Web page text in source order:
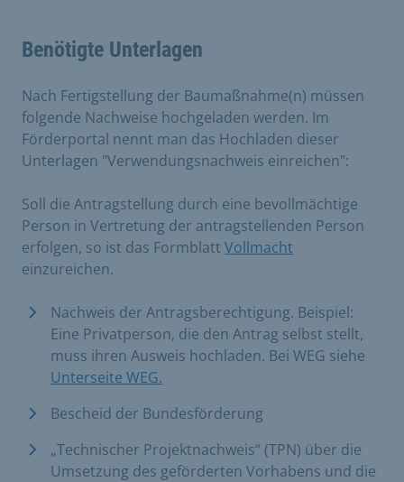
Benötigte Unterlagen
Nach Fertigstellung der Baumaßnahme(n) müssen
folgende Nachweise hochgeladen werden. Im
Förderportal nennt man das Hochladen dieser
Unterlagen "Verwendungsnachweis einreichen":
Soll die Antragstellung durch eine bevollmächtige
Person in Vertretung der antragstellenden Person
erfolgen, so ist das Formblatt Vollmacht
einzureichen.
Nachweis der Antragsberechtigung. Beispiel:
Eine Privatperson, die den Antrag selbst stellt,
muss ihren Ausweis hochladen. Bei WEG siehe
Unterseite WEG.
Bescheid der Bundesförderung
„Technischer Projektnachweis“ (TPN) über die
Umsetzung des geförderten Vorhabens und die